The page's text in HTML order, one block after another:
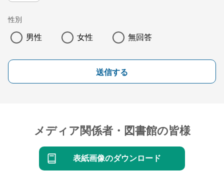
性別
男性 女性 無回答
送信する
メディア関係者・図書館の皆様
表紙画像のダウンロード